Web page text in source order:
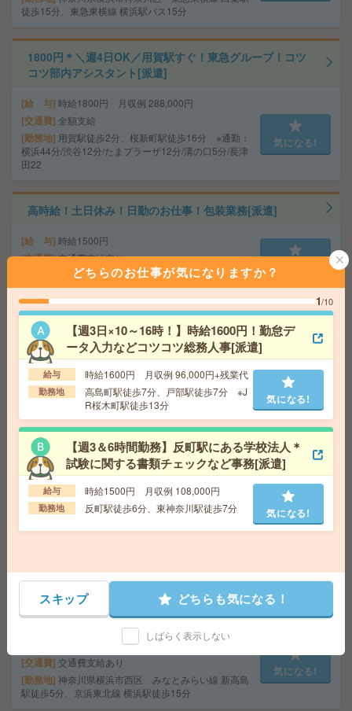
徒歩15分、東急東横線 横浜駅バス15分
1800円＊＼週4日OK／用賀駅すぐ！東急グループ！コツ
コツ部内アシスタント[派遣]
給 与 時給1800円 月収例 288,000円
交通費 全額支給
勤務地 用賀駅徒歩2分、桜新町駅徒歩16分 ※通勤：
横浜44分/渋谷12分/たまプラーザ12分/溝の口5分/長津
田22
気になる!
高時給！土日休み！日勤のお仕事！包装業務[派遣]
給 与 時給1500円
交通費 交通費支給有り
福浦駅～徒歩6分 ※バイク通勤OK
気になる!
就業時間・就業日選べる！データ入力中心のカンタン事
務[派遣]
給 与 時給1700円＋交
交通費 交通費実費支給（当社規定あり）
勤務地 横浜市営ブルーライン センター南駅 徒歩5分
気になる!
【完全在宅＊時給1850円】電子書籍サービス運営企業で
サイト更新や管理[派遣]
給 与 時給1850円＋交 【月収例】305,250円～ ■
給与の前払いが可能な速払いサービスあり
気になる!
11名の大募集＊18時まで＊データ入力など[派遣]
時給1600円～1800円＋交 【月収例】266,0
00円～ ■給与の前払いが可能な速払いサービスあり
交通費 交通費支給あり
勤務地 神奈川県横浜市西区 みなとみらい線 新高島
駅徒歩5分、京浜東北線 横浜駅徒歩15分
気になる!
どちらのお仕事が気になりますか？
1/10
【週3日×10～16時！】時給1600円！勤怠デ
ータ入力などコツコツ総務人事[派遣]
給与 時給1600円 月収例 96,000円+残業代
勤務地
高島町駅徒歩7分、戸部駅徒歩7分 ※J
R桜木町駅徒歩13分
気になる!
【週3＆6時間勤務】反町駅にある学校法人＊
試験に関する書類チェックなど事務[派遣]
給与 時給1500円 月収例 108,000円
勤務地 反町駅徒歩6分、東神奈川駅徒歩7分 気になる!
スキップ どちらも気になる！
しばらく表示しない